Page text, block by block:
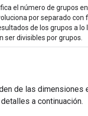
el número de grupos
por separado
de los grupos a
divisibles por grupos.
de las
a continuación.